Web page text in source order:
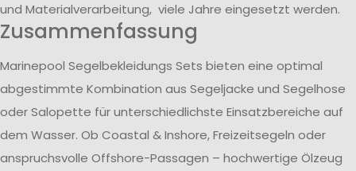
und Materialverarbeitung, viele Jahre eingesetzt werden.
Zusammenfassung
Marinepool Segelbekleidungs Sets bieten eine optimal
abgestimmte Kombination aus Segeljacke und Segelhose
oder Salopette für unterschiedlichste Einsatzbereiche auf
dem Wasser. Ob Coastal & Inshore, Freizeitsegeln oder
anspruchsvolle Offshore-Passagen – hochwertige Ölzeug